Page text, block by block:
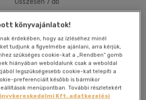
Alkalmaz
Összesen 7 db
könyvajánlatok!
érdekében, hogy az ízléséhez minél
tudjunk a figyelmébe ajánlani, arra kérjük,
szükséges cookie-kat a „Rendben” gomb
hiányában weboldalunk csak a weboldal
legszükségesebb cookie-kat telepíti a
preferenciáit később is bármikor
menüpontban. További részletekért
Kft. adatkezelési